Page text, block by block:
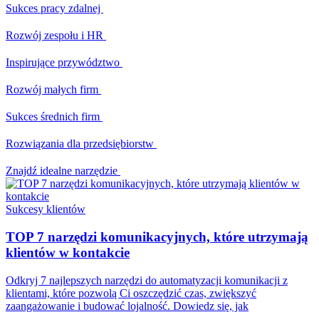
Sukces pracy zdalnej
Rozwój zespołu i HR
Inspirujące przywództwo
Rozwój małych firm
Sukces średnich firm
Rozwiązania dla przedsiębiorstw
Znajdź idealne narzędzie
Sukcesy klientów
TOP 7 narzędzi komunikacyjnych, które utrzymają
klientów w kontakcie
Odkryj 7 najlepszych narzędzi do automatyzacji komunikacji z
klientami, które pozwolą Ci oszczędzić czas, zwiększyć
zaangażowanie i budować lojalność. Dowiedz się, jak